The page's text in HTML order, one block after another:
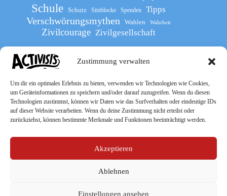
Zustimmung verwalten
Um dir ein optimales Erlebnis zu bieten, verwenden wir Technologien wie Cookies,
um Geräteinformationen zu speichern und/oder darauf zuzugreifen. Wenn du diesen
Technologien zustimmst, können wir Daten wie das Surfverhalten oder eindeutige IDs
auf dieser Website verarbeiten. Wenn du deine Zustimmung nicht erteilst oder
zurückziehst, können bestimmte Merkmale und Funktionen beeinträchtigt werden.
Akzeptieren
Ablehnen
Einstellungen ansehen
Schule Schutz Sitzblocke Spenden Tipps
Verschwörungsmythen Wahlen Wahrheit
Zivilcourage Zivilgesellschaft
Werde Teil des The Activists Guide